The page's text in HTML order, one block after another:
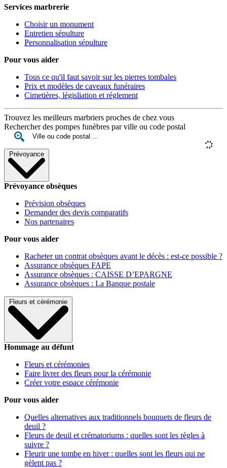
Services marbrerie
Choisir un monument
Entretien sépulture
Personnalisation sépulture
Pour vous aider
Tous ce qu'il faut savoir sur les pierres tombales
Prix et modèles de caveaux funéraires
Cimetières, législiation et réglement
Trouvez les meilleurs marbriers proches de chez vous
Rechercher des pompes funèbres par ville ou code postal
Prévoyance
Prévoyance obsèques
Prévision obsèques
Demander des devis comparatifs
Nos partenaires
Pour vous aider
Racheter un contrat obsèques avant le décès : est-ce possible ?
Assurance obsèques FAPE
Assurance obsèques : CAISSE D’EPARGNE
Assurance obsèques : La Banque postale
Fleurs et cérémonie
Hommage au défunt
Fleurs et cérémonies
Faire livrer des fleurs pour la cérémonie
Créer votre espace cérémonie
Pour vous aider
Quelles alternatives aux traditionnels bouquets de fleurs de
deuil ?
Fleurs de deuil et crématoriums : quelles sont les règles à
suivre ?
Fleurir une tombe en hiver : quelles sont les fleurs qui ne
gèlent pas ?